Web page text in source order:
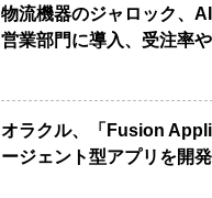
物流機器のジャロック、
営業部門に導入、受注率
オラクル、「Fusion
ージェント型アプリを開